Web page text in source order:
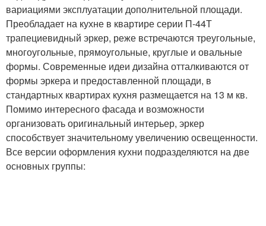
вариациями эксплуатации дополнительной площади.
Преобладает на кухне в квартире серии П-44Т
трапециевидный эркер, реже встречаются треугольные,
многоугольные, прямоугольные, круглые и овальные
формы. Современные идеи дизайна отталкиваются от
формы эркера и предоставленной площади, в
стандартных квартирах кухня размещается на 13 м кв.
Помимо интересного фасада и возможности
организовать оригинальный интерьер, эркер
способствует значительному увеличению освещенности.
Все версии оформления кухни подразделяются на две
основных группы: